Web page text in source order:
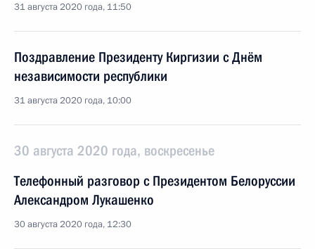
31 августа 2020 года, 11:50
Поздравление Президенту Киргизии с Днём
независимости республики
31 августа 2020 года, 10:00
30 августа 2020 года, воскресенье
Телефонный разговор с Президентом Белоруссии
Александром Лукашенко
30 августа 2020 года, 12:30